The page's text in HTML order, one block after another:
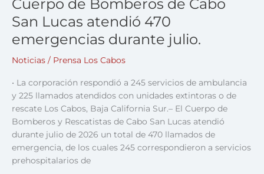
Cuerpo de Bomberos de Cabo
San Lucas atendió 470
emergencias durante julio.
Noticias / Prensa Los Cabos
• La corporación respondió a 245 servicios de ambulancia
y 225 llamados atendidos con unidades extintoras o de
rescate Los Cabos, Baja California Sur.– El Cuerpo de
Bomberos y Rescatistas de Cabo San Lucas atendió
durante julio de 2026 un total de 470 llamados de
emergencia, de los cuales 245 correspondieron a servicios
prehospitalarios de